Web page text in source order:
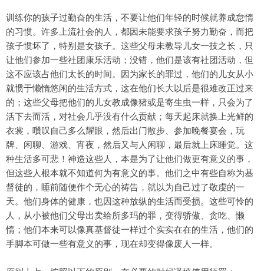
训练你的孩子过勤奋的生活，不要让他们年轻的时候就养成怠惰
的习惯。许多上流社会的人，都因未能要求孩子努力勤奋，而把
孩子惯坏了，特别是女孩子。这些父母未教导儿女一技之长，只
让他们参加一些社团康乐活动；没错，他们是该有社团活动，但
这不应该占他们太长的时间。因为家长的罪过，他们的儿女从小
就惯于懒惰悠闲的生活方式，这在他们长大以后是很难改正过来
的；这些父母把他们的儿女教成像猪或是寄生虫一样，只会为了
活下去而活，对社会几乎没有什么贡献；每天起床就换上光鲜的
衣裳，囋叹自己多么耀眼，然后出门散步、参加晚餐宴会，玩
牌、闲聊、游戏、宵夜，然后又与人闲聊，最后就上床睡觉。这
种生活多可悲！神造这些人，本是为了让他们做更有意义的事，
但这些人根本就不知道何为有意义的事。他们之中有些自称为基
督徒的，睡前随便作个无心的祷告，就以为自己过了敬虔的一
天。他们身体的健康，也因这种放纵的生活而受损。这些可怜的
人，从小被他们父母出卖给所多玛的罪，变得骄傲、贪吃、懒
惰；他们本来可以像真基督徒一样过个实实在在的生活，他们的
手脚本可做一些有意义的事，现在却变得像废人一样。